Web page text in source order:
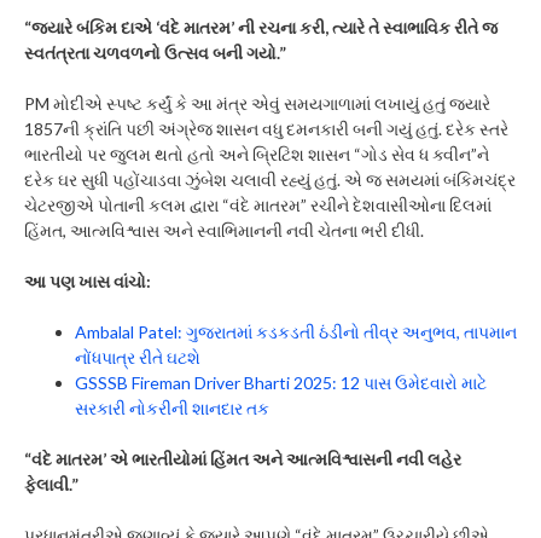
“જ્યારે બંકિમ દાએ ‘વંદે માતરમ’ ની રચના કરી, ત્યારે તે સ્વાભાવિક રીતે જ
સ્વતંત્રતા ચળવળનો ઉત્સવ બની ગયો.”
PM મોદીએ સ્પષ્ટ કર્યું કે આ મંત્ર એવું સમયગાળામાં લખાયું હતું જ્યારે
1857ની ક્રાંતિ પછી અંગ્રેજ શાસન વધુ દમનકારી બની ગયું હતું. દરેક સ્તરે
ભારતીયો પર જુલમ થતો હતો અને બ્રિટિશ શાસન “ગોડ સેવ ધ ક્વીન”ને
દરેક ઘર સુધી પહોંચાડવા ઝુંબેશ ચલાવી રહ્યું હતું. એ જ સમયમાં બંકિમચંદ્ર
ચેટરજીએ પોતાની કલમ દ્વારા “વંદે માતરમ” રચીને દેશવાસીઓના દિલમાં
હિંમત, આત્મવિશ્વાસ અને સ્વાભિમાનની નવી ચેતના ભરી દીધી.
આ પણ ખાસ વાંચો:
Ambalal Patel: ગુજરાતમાં કડકડતી ઠંડીનો તીવ્ર અનુભવ, તાપમાન
નોંધપાત્ર રીતે ઘટશે
GSSSB Fireman Driver Bharti 2025: 12 પાસ ઉમેદવારો માટે
સરકારી નોકરીની શાનદાર તક
“વંદે માતરમ’ એ ભારતીયોમાં હિંમત અને આત્મવિશ્વાસની નવી લહેર
ફેલાવી.”